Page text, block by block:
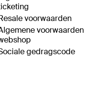
voorwaarden
voorwaarden
gedragscode